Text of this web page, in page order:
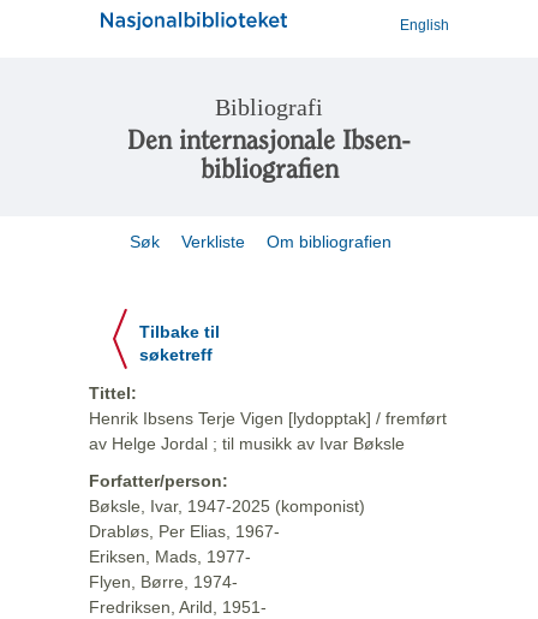
English
Bibliografi
Den internasjonale Ibsen-
bibliografien
Søk Verkliste Om bibliografien
Tilbake til
søketreff
Tittel:
Henrik Ibsens Terje Vigen [lydopptak] / fremført
av Helge Jordal ; til musikk av Ivar Bøksle
Forfatter/person:
Bøksle, Ivar, 1947-2025 (komponist)
Drabløs, Per Elias, 1967-
Eriksen, Mads, 1977-
Flyen, Børre, 1974-
Fredriksen, Arild, 1951-